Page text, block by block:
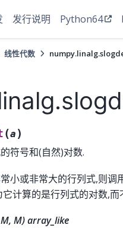
发行说明 Python64
线性代数
(a )
符号和(自然)对数.
小或非常大的行列式,则调
计算的是行列式的对数,而
M) array_like